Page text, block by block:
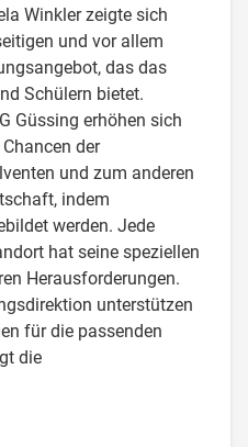
Winkler zeigte sich
und vor allem
das das
Schülern bietet.
Güssing erhöhen sich
der
und zum anderen
indem
werden. Jede
hat seine speziellen
Herausforderungen.
unterstützen
für die passenden
die